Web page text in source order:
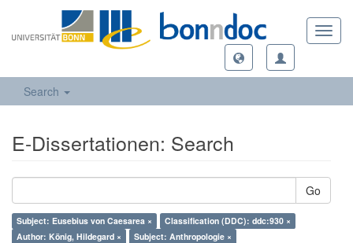
Search
E-Dissertationen: Search
Go
Subject: Eusebius von Caesarea ×
Classification (DDC): ddc:930 ×
Author: König, Hildegard ×
Subject: Anthropologie ×